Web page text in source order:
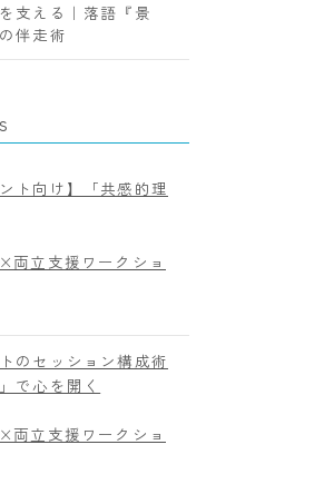
支える｜落語『景
伴走術
ト向け】「共感的理
両立支援ワークショ
のセッション構成術
で心を開く
両立支援ワークショ